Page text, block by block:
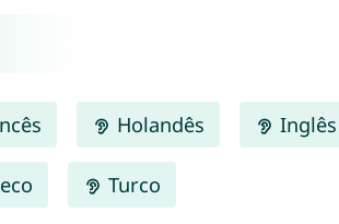
Holandês Inglês
Turco